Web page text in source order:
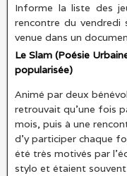
Informe la liste des
rencontre du vendredi
venue dans un
Le Slam (Poésie
popularisée)
Animé par deux
retrouvait qu’une fois
mois, puis à une
d’y participer chaque
été très motivés par
stylo et étaient